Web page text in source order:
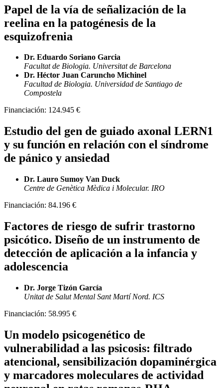
Papel de la vía de señalización de la
reelina en la patogénesis de la
esquizofrenia
Dr. Eduardo Soriano Garcia
Facultat de Biologia. Universitat de Barcelona
Dr. Héctor Juan Caruncho Michinel
Facultad de Biologia. Universidad de Santiago de
Compostela
Financiación: 124.945 €
Estudio del gen de guiado axonal LERN1
y su función en relación con el síndrome
de pánico y ansiedad
Dr. Lauro Sumoy Van Duck
Centre de Genètica Mèdica i Molecular. IRO
Financiación: 84.196 €
Factores de riesgo de sufrir trastorno
psicótico. Diseño de un instrumento de
detección de aplicación a la infancia y
adolescencia
Dr. Jorge Tizón García
Unitat de Salut Mental Sant Martí Nord. ICS
Financiación: 58.995 €
Un modelo psicogenético de
vulnerabilidad a las psicosis: filtrado
atencional, sensibilización dopaminérgica
y marcadores moleculares de actividad